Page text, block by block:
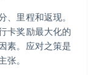
、里程和返现。
卡奖励最大化的
素。应对之策是
。